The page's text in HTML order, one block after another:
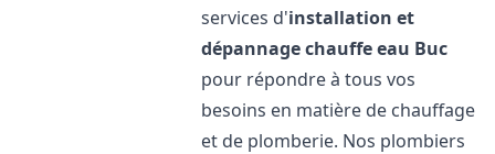
services d'installation et
dépannage chauffe eau Buc
pour répondre à tous vos
besoins en matière de chauffage
et de plomberie. Nos plombiers